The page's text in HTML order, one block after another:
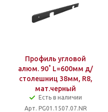
Профиль угловой
алюм. 90˚ L=600мм д/
столешниц 38мм, R8,
мат.черный
Есть в наличии
Арт. PG01.1507.07.NR